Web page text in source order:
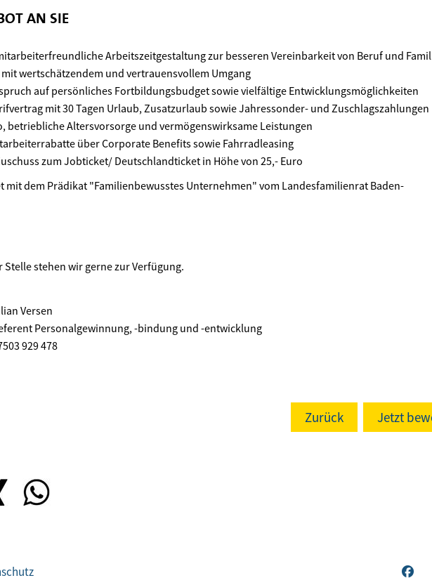
AN SIE
Arbeitszeitgestaltung zur besseren Vereinbarkeit von Beruf und
mit wertschätzendem und vertrauensvollem Umgang
auf persönliches Fortbildungsbudget sowie vielfältige Entwicklungsmöglichkeiten
mit 30 Tagen Urlaub, Zusatzurlaub sowie Jahressonder- und Zuschlagszahlungen
betriebliche Altersvorsorge und vermögenswirksame Leistungen
über Corporate Benefits sowie Fahrradleasing
zum Jobticket/ Deutschlandticket in Höhe von 25,- Euro
mit dem Prädikat "Familienbewusstes Unternehmen" vom Landesfamilienrat Baden-
Stelle stehen wir gerne zur Verfügung.
Versen
Personalgewinnung, -bindung und -entwicklung
929 478
Zurück Jetzt